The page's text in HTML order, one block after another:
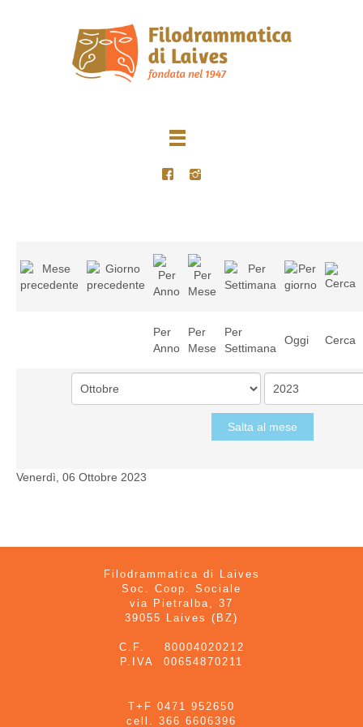
Per
Anno
Per
Mese
Per
Settimana
Oggi Cerca
Salta al mese
Venerdì, 06 Ottobre 2023
Filodrammatica di Laives
Soc. Coop. Sociale
via Pietralba, 37
39055 Laives (BZ)
C.F. 80004020212
P.IVA 00654870211
T+F 0471 952650
cell. 366 6606396